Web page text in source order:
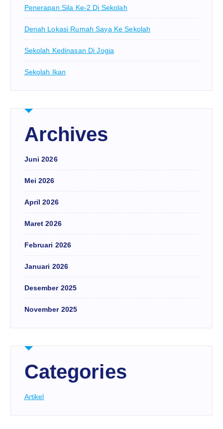
Penerapan Sila Ke-2 Di Sekolah
Denah Lokasi Rumah Saya Ke Sekolah
Sekolah Kedinasan Di Jogja
Sekolah Ikan
Archives
Juni 2026
Mei 2026
April 2026
Maret 2026
Februari 2026
Januari 2026
Desember 2025
November 2025
Categories
Artikel